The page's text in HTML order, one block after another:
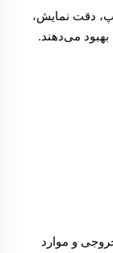
دقت نمایش،
بهبود می‌دهند.
و موارد